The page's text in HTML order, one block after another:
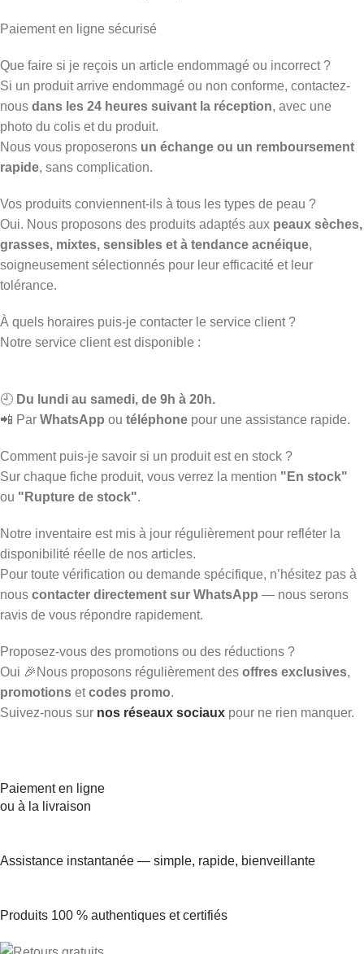
Paiement en ligne sécurisé
Que faire si je reçois un article endommagé ou incorrect ?
Si un produit arrive endommagé ou non conforme, contactez-
nous dans les 24 heures suivant la réception, avec une
photo du colis et du produit.
Nous vous proposerons un échange ou un remboursement
rapide, sans complication.
Vos produits conviennent-ils à tous les types de peau ?
Oui. Nous proposons des produits adaptés aux peaux sèches,
grasses, mixtes, sensibles et à tendance acnéique,
soigneusement sélectionnés pour leur efficacité et leur
tolérance.
À quels horaires puis-je contacter le service client ?
Notre service client est disponible :
🕘 Du lundi au samedi, de 9h à 20h.
📲 Par WhatsApp ou téléphone pour une assistance rapide.
Comment puis-je savoir si un produit est en stock ?
Sur chaque fiche produit, vous verrez la mention "En stock"
ou "Rupture de stock".
Notre inventaire est mis à jour régulièrement pour refléter la
disponibilité réelle de nos articles.
Pour toute vérification ou demande spécifique, n’hésitez pas à
nous contacter directement sur WhatsApp — nous serons
ravis de vous répondre rapidement.
Proposez-vous des promotions ou des réductions ?
Oui 🎉Nous proposons régulièrement des offres exclusives,
promotions etcodes promo.
Suivez-nous sur nos réseaux sociaux pour ne rien manquer.
Paiement en ligne
ou à la livraison
Assistance instantanée — simple, rapide, bienveillante
Produits 100 % authentiques et certifiés